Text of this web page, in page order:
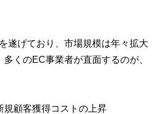
遂げており、市場規模は年々拡大
くのEC事業者が直面するのが、
規顧客獲得コストの上昇